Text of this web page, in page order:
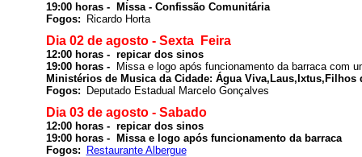
19:00 horas -  Missa - Confissão Comunitária
Fogos:
Ricardo Horta
Dia 02 de agosto - Sexta  Feira
19:00 horas -
Missa e logo após funcionamento da barraca com
Ministérios de Musica da Cidade: Água Viva,Laus,Ixtus,Filhos
Fogos:
Deputado Estadual Marcelo Gonçalves
Dia 03 de agosto - Sabado
12:00 horas -  repicar dos sinos
19:00 horas -  Missa e logo após funcionamento da barraca
Fogos:
Restaurante Albergue